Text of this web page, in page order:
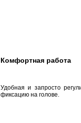
Комфортная работа
Удобная и запросто
фиксацию на голове.